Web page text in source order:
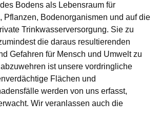
Bodens als Lebensraum für
Pflanzen, Bodenorganismen und auf die
Trinkwasserversorgung. Sie zu
die daraus resultierenden
Gefahren für Mensch und Umwelt zu
ist unsere vordringliche
Flächen und
werden von uns erfasst,
Wir veranlassen auch die